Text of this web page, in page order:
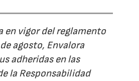
en vigor del reglamento
agosto, Envalora
adheridas en las
la Responsabilidad